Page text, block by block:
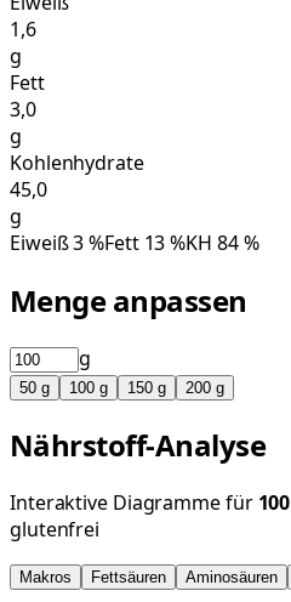
1,6
g
Fett
3,0
g
Kohlenhydrate
45,0
g
Eiweiß3%Fett 13%KH 84%
Menge anpassen
g
50 g 100 g 150 g 200 g
Nährstoff-Analyse
Interaktive Diagramme für 100
glutenfrei
Makros Fettsäuren Aminosäuren